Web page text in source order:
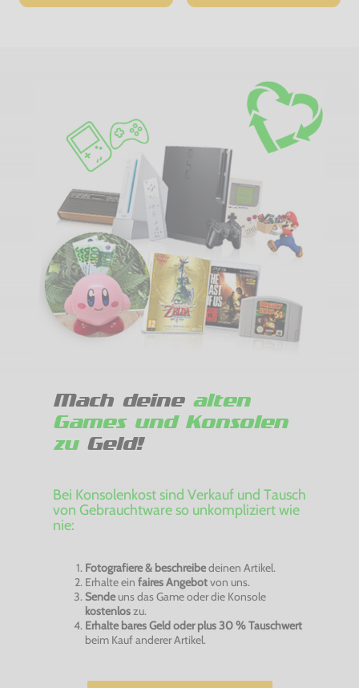
Mach deine alten
Games und Konsolen
zuGeld!
Bei Konsolenkost sind Verkauf und Tausch
von Gebrauchtware so unkompliziert wie
nie:
Fotografiere & beschreibedeinen Artikel.
Erhalte ein faires Angebotvon uns.
Sendeuns das Game oder die Konsole
kostenloszu.
Erhalte bares Geld oder plus 30 % Tauschwert
beim Kauf anderer Artikel.